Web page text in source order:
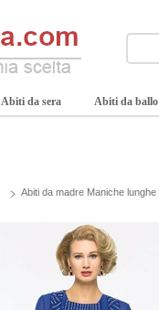
Abiti da sera Abiti da ballo
Abiti da madre Maniche lunghe